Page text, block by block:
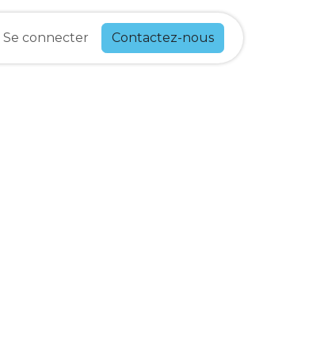
Se connecter Contactez-nous